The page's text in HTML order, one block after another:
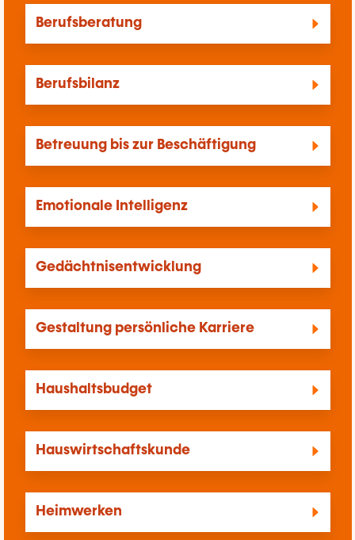
Berufsberatung
Berufsbilanz
Betreuung bis zur Beschäftigung
Emotionale Intelligenz
Gedächtnisentwicklung
Gestaltung persönliche Karriere
Haushaltsbudget
Hauswirtschaftskunde
Heimwerken